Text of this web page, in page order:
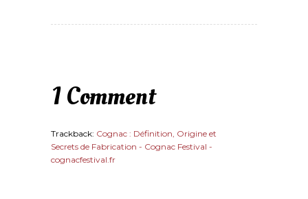
1 Comment
Trackback: Cognac : Définition, Origine et
Secrets de Fabrication - Cognac Festival -
cognacfestival.fr